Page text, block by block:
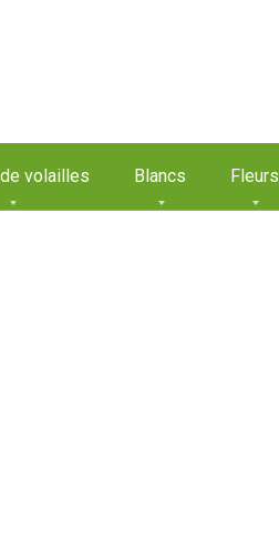
volailles Blancs Fleurs